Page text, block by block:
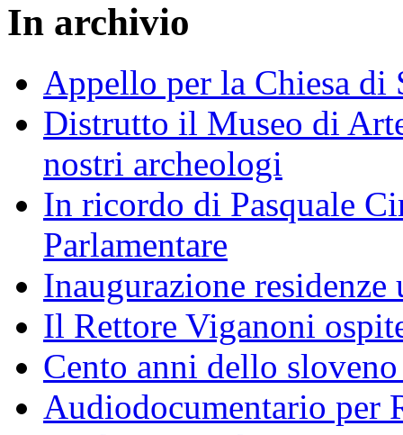
In archivio
Appello per la Chiesa di
Distrutto il Museo di
nostri archeologi
In ricordo di Pasquale
Parlamentare
Inaugurazione
Il Rettore Viganoni
Cento anni dello
Audiodocumentario per